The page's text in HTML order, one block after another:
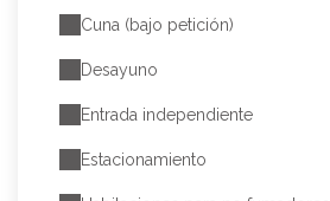
Cuna (bajo petición)
Desayuno
Entrada independiente
Estacionamiento